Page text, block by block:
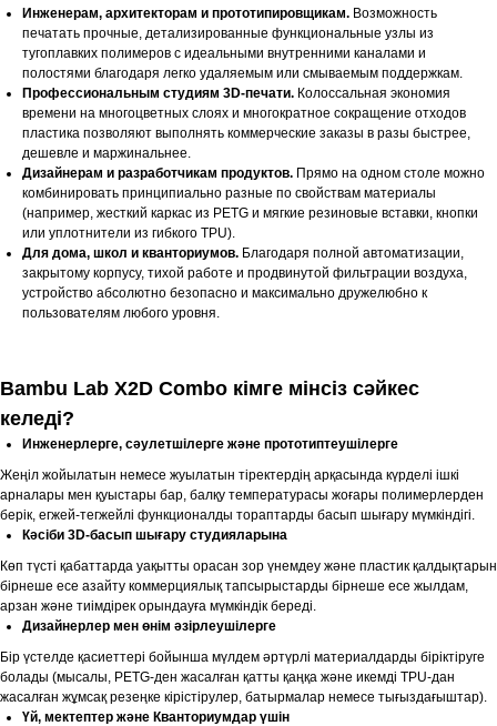
Инженерам, архитекторам и прототипировщикам. Возможность
печатать прочные, детализированные функциональные узлы из
тугоплавких полимеров с идеальными внутренними каналами и
полостями благодаря легко удаляемым или смываемым поддержкам.
Профессиональным студиям 3D-печати. Колоссальная экономия
времени на многоцветных слоях и многократное сокращение отходов
пластика позволяют выполнять коммерческие заказы в разы быстрее,
дешевле и маржинальнее.
Дизайнерам и разработчикам продуктов. Прямо на одном столе можно
комбинировать принципиально разные по свойствам материалы
(например, жесткий каркас из PETG и мягкие резиновые вставки, кнопки
или уплотнители из гибкого TPU).
Для дома, школ и кванториумов. Благодаря полной автоматизации,
закрытому корпусу, тихой работе и продвинутой фильтрации воздуха,
устройство абсолютно безопасно и максимально дружелюбно к
пользователям любого уровня.
Bambu Lab X2D Combo кімге мінсіз сәйкес
келеді?
Инженерлерге, сәулетшілерге және прототиптеушілерге
Жеңіл жойылатын немесе жуылатын тіректердің арқасында күрделі ішкі
арналары мен қуыстары бар, балқу температурасы жоғары полимерлерден
берік, егжей-тегжейлі функционалды тораптарды басып шығару мүмкіндігі.
Кәсіби 3D-басып шығару студияларына
Көп түсті қабаттарда уақытты орасан зор үнемдеу және пластик қалдықтарын
бірнеше есе азайту коммерциялық тапсырыстарды бірнеше есе жылдам,
арзан және тиімдірек орындауға мүмкіндік береді.
Дизайнерлер мен өнім әзірлеушілерге
Бір үстелде қасиеттері бойынша мүлдем әртүрлі материалдарды біріктіруге
болады (мысалы, PETG-ден жасалған қатты қаңқа және икемді TPU-дан
жасалған жұмсақ резеңке кірістірулер, батырмалар немесе тығыздағыштар).
Үй, мектептер және Кванториумдар үшін